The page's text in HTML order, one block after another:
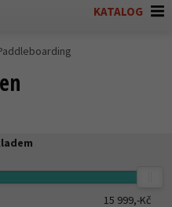
KATALOG
15 999,-Kč